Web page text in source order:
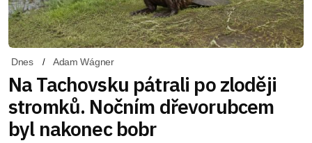
Dnes Adam Wágner
Na Tachovsku pátrali po zloději
stromků. Nočním dřevorubcem
byl nakonec bobr